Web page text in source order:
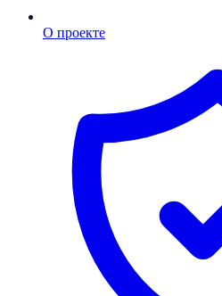
О проекте